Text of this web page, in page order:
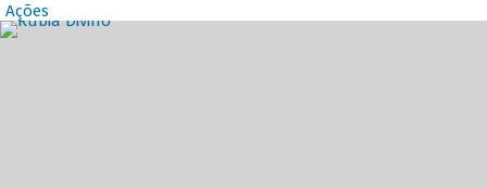
Ações
Destaques